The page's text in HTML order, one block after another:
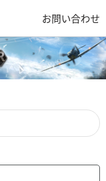
お問い合わせ